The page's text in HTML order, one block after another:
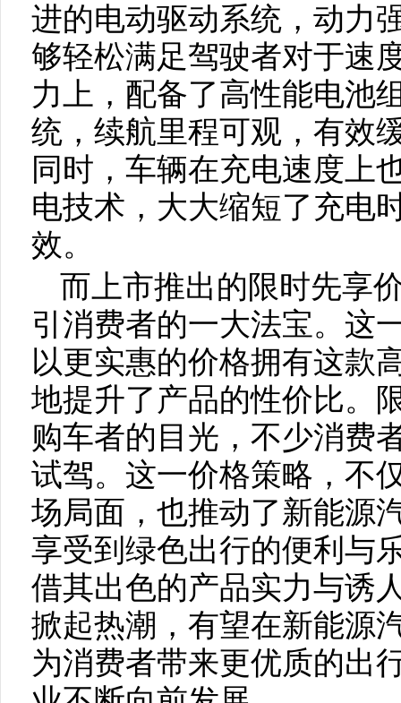
进的电动驱动系统，动力
够轻松满足驾驶者对于速
力上，配备了高性能电池
统，续航里程可观，有效
同时，车辆在充电速度上
电技术，大大缩短了充电
效。
而上市推出的限时先享
引消费者的一大法宝。这
以更实惠的价格拥有这款
地提升了产品的性价比。
购车者的目光，不少消费
试驾。这一价格策略，不
场局面，也推动了新能源
享受到绿色出行的便利与
借其出色的产品实力与诱
掀起热潮，有望在新能源
为消费者带来更优质的出